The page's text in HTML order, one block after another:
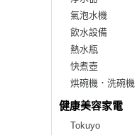
氣泡水機
飲水設備
熱水瓶
快煮壺
烘碗機．洗碗機
健康美容家電
Tokuyo